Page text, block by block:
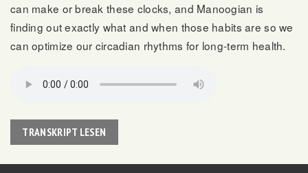
can make or break these clocks, and Manoogian is
finding out exactly what and when those habits are so we
can optimize our circadian rhythms for long-term health.
TRANSKRIPT LESEN